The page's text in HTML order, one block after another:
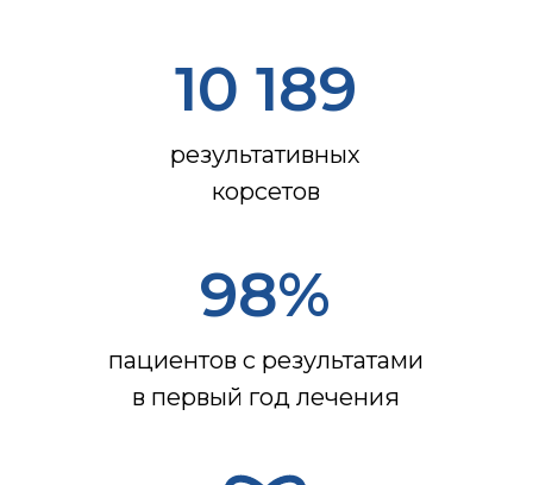
10 189
результативных
корсетов
98%
пациентов с результатами
в первый год лечения